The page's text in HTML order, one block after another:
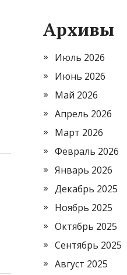
Архивы
Июль 2026
Июнь 2026
Май 2026
Апрель 2026
Март 2026
Февраль 2026
Январь 2026
Декабрь 2025
Ноябрь 2025
Октябрь 2025
Сентябрь 2025
Август 2025